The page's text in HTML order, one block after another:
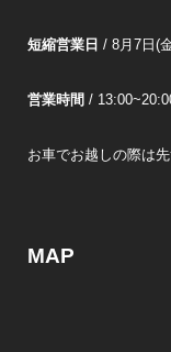
短縮営業日 / 8月7日(
営業時間 /
お車でお越しの際は
MAP